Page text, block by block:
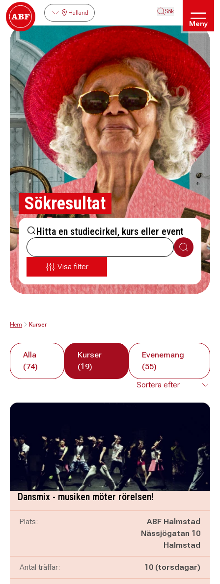
Halland Sök
Meny
Sökresultat
Hitta en studiecirkel, kurs eller event
Sök
Visa filter
Hem Kurser
Alla
(74)
Kurser
(19)
Evenemang
(55)
Dansmix - musiken möter rörelsen!
Plats:
ABF Halmstad
Nässjögatan 10
Halmstad
Antal träffar: 10 (torsdagar)